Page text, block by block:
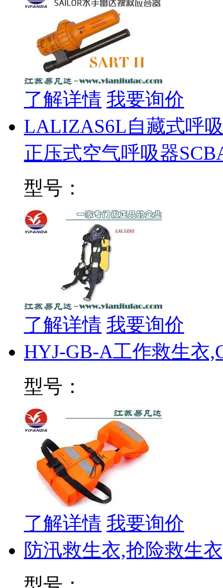
了解详情 我要询价
LALIZAS6L自藏式呼
正压式空气呼吸器
型号：
了解详情 我要询价
HYJ-GB-A工作救生衣
型号：
了解详情 我要询价
防汛救生衣,抢险救生